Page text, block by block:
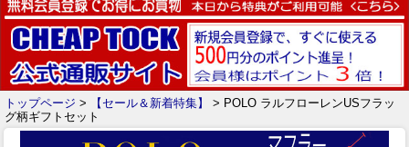
トップページ > 【セール＆新着特集】
> POLO ラルフローレンUSフラッ
グ柄ギフトセット